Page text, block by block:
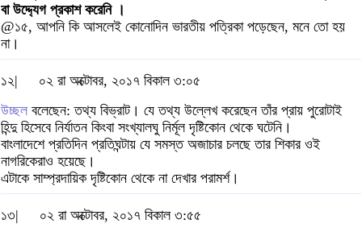
বা উদ্দ্যেগ প্রকাশ করেনি ।
@১৫, আপনি কি আসলেই কোনোদিন ভারতীয় পত্রিকা পড়েছেন, মনে তো হয়
না।
১২|
০২ রা অক্টোবর, ২০১৭ বিকাল ৩:০৫
উচ্ছল বলেছেন: তথ্য বিভ্রাট। যে তথ্য উল্লেখ করেছেন তাঁর প্রায় পুরোটাই
হিন্দু হিসেবে নির্যাতন কিংবা সংখ্যালঘু নির্মূল দৃষ্টিকোন থেকে ঘটেনি।
বাংলাদেশে প্রতিদিন প্রতিঘন্টায় যে সমস্ত অজাচার চলছে তার শিকার ওই
নাগরিকেরাও হয়েছে।
এটাকে সাম্প্রদায়িক দৃষ্টিকোন থেকে না দেখার পরামর্শ।
১৩|
০২ রা অক্টোবর, ২০১৭ বিকাল ৩:৫৫